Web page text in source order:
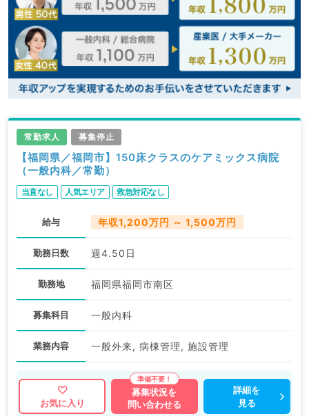
常勤求人 募集停止
【福岡県／福岡市】150床クラスのケアミックス病院
（一般内科／常勤）
当直なし 人気エリア 救急対応なし
給与 年収1,200万円 ～ 1,500万円
勤務日数 週4.50日
勤務地 福岡県福岡市南区
募集科目 一般内科
業務内容 一般外来, 病棟管理, 施設管理
お気に入り
募集状況を
問い合わせる
詳細を
見る